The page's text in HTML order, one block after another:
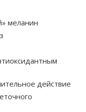
меланин
действие